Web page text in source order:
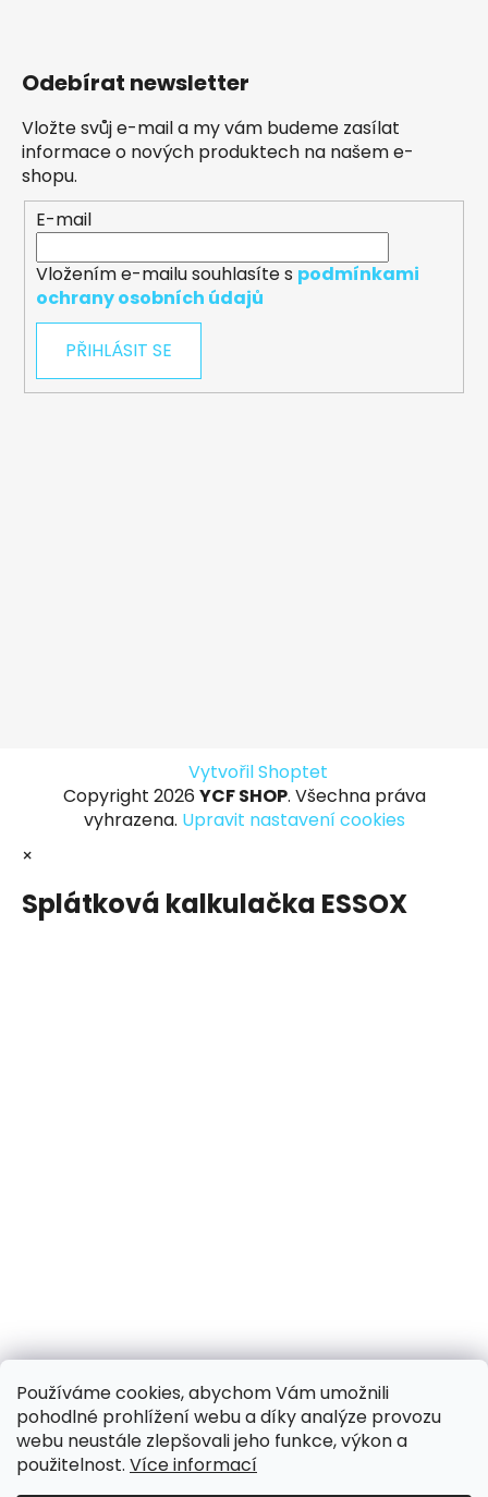
Používáme cookies, abychom Vám umožnili
pohodlné prohlížení webu a díky analýze provozu
webu neustále zlepšovali jeho funkce, výkon a
použitelnost. Více informací
Odebírat newsletter
Vložte svůj e-mail a my vám budeme zasílat
informace o nových produktech na našem e-
shopu.
E-mail
Vložením e-mailu souhlasíte s podmínkami
ochrany osobních údajů
PŘIHLÁSIT SE
Vytvořil Shoptet
Copyright 2026 YCF SHOP. Všechna práva
vyhrazena. Upravit nastavení cookies
×
Splátková kalkulačka ESSOX